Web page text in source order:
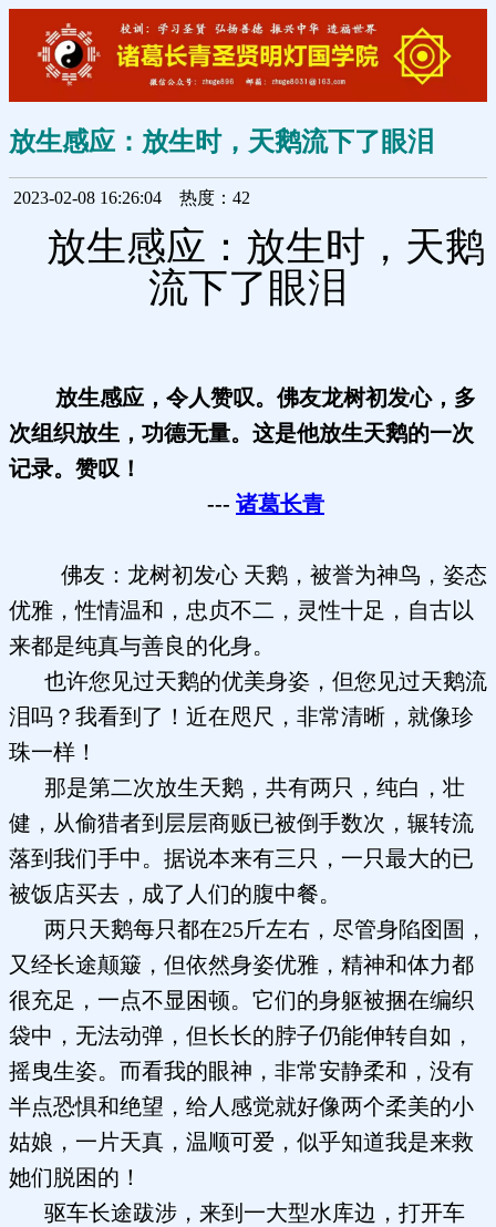
放生感应：放生时，天鹅流下了眼泪
2023-02-08 16:26:04 热度：42
放生感应：放生时，天鹅
流下了眼泪
放生感应，令人赞叹。佛友龙树初发心，多
次组织放生，功德无量。这是他放生天鹅的一次
记录。赞叹！
--- 诸葛长青
佛友：龙树初发心 天鹅，被誉为神鸟，姿态
优雅，性情温和，忠贞不二，灵性十足，自古以
来都是纯真与善良的化身。
也许您见过天鹅的优美身姿，但您见过天鹅流
泪吗？我看到了！近在咫尺，非常清晰，就像珍
珠一样！
那是第二次放生天鹅，共有两只，纯白，壮
健，从偷猎者到层层商贩已被倒手数次，辗转流
落到我们手中。据说本来有三只，一只最大的已
被饭店买去，成了人们的腹中餐。
两只天鹅每只都在25斤左右，尽管身陷囹圄，
又经长途颠簸，但依然身姿优雅，精神和体力都
很充足，一点不显困顿。它们的身躯被捆在编织
袋中，无法动弹，但长长的脖子仍能伸转自如，
摇曳生姿。而看我的眼神，非常安静柔和，没有
半点恐惧和绝望，给人感觉就好像两个柔美的小
姑娘，一片天真，温顺可爱，似乎知道我是来救
她们脱困的！
驱车长途跋涉，来到一大型水库边，打开车